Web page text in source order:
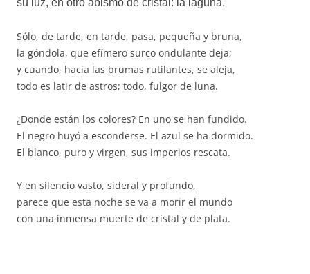
su luz, en otro abismo de cristal: la laguna.
Sólo, de tarde, en tarde, pasa, pequeña y bruna,
la góndola, que efímero surco ondulante deja;
y cuando, hacia las brumas rutilantes, se aleja,
todo es latir de astros; todo, fulgor de luna.
¿Donde están los colores? En uno se han fundido.
El negro huyó a esconderse. El azul se ha dormido.
El blanco, puro y virgen, sus imperios rescata.
Y en silencio vasto, sideral y profundo,
parece que esta noche se va a morir el mundo
con una inmensa muerte de cristal y de plata.